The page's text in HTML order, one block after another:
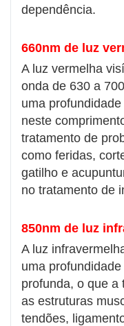
dependência.
660nm de luz
A luz vermelha
onda de 630 a
uma
neste
tratamento de
como feridas,
gatilho e
no tratamento de
850nm de luz
A luz
uma
profunda, o que a
as estruturas
tendões,